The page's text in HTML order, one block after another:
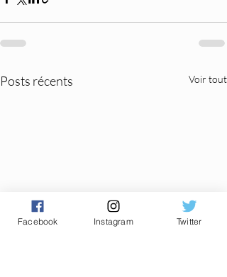
Posts récents Voir tout
Facebook Instagram Twitter